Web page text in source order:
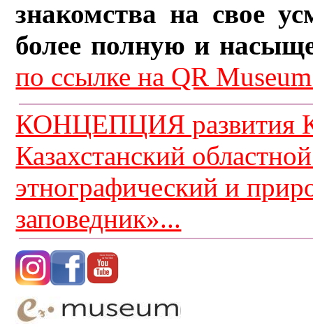
знакомства на свое
более полную и
по ссылке на QR
КОНЦЕПЦИЯ развития
Казахстанский
этнографический и
заповедник»...